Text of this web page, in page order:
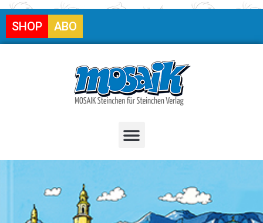
SHOP ABO